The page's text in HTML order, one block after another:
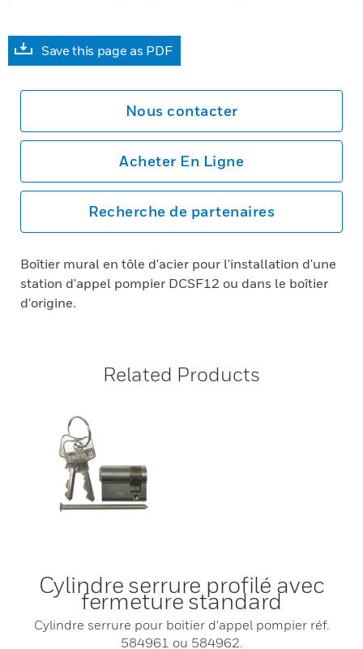
Save this page as PDF
Nous contacter
Acheter En Ligne
Recherche de partenaires
Boîtier mural en tôle d'acier pour l'installation d'une
station d'appel pompier DCSF12 ou dans le boîtier
d'origine.
Related Products
Cylindre serrure profilé avec
fermeture standard
Cylindre serrure pour boitier d'appel pompier réf.
584961 ou 584962.